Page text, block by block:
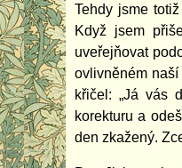
Tehdy jsme
Když jsem
uveřejňovat
ovlivněném
křičel: „Já vás
korekturu a
den zkažený.